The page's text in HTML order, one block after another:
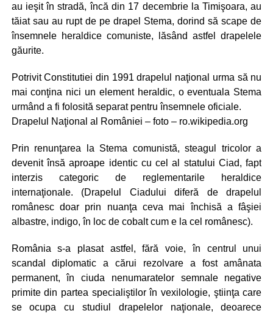
au ieşit în stradă, încă din 17 decembrie la Timişoara, au
tăiat sau au rupt de pe drapel Stema, dorind să scape de
însemnele heraldice comuniste, lăsând astfel drapelele
găurite.
Potrivit Constitutiei din 1991 drapelul naţional urma să nu
mai conţina nici un element heraldic, o eventuala Stema
urmând a fi folosită separat pentru însemnele oficiale.
Drapelul Naţional al României – foto – ro.wikipedia.org
Prin renunţarea la Stema comunistă, steagul tricolor a
devenit însă aproape identic cu cel al statului Ciad, fapt
interzis categoric de reglementarile heraldice
internaţionale. (Drapelul Ciadului diferă de drapelul
românesc doar prin nuanţa ceva mai închisă a fâşiei
albastre, indigo, în loc de cobalt cum e la cel românesc).
România s-a plasat astfel, fără voie, în centrul unui
scandal diplomatic a cărui rezolvare a fost amânata
permanent, în ciuda nenumaratelor semnale negative
primite din partea specialiştilor în vexilologie, ştiinţa care
se ocupa cu studiul drapelelor naţionale, deoarece